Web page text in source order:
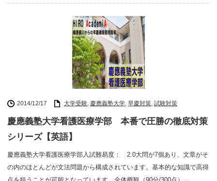
2014/12/17 大学受験, 慶應義塾大学, 早慶対策, 試験対策
慶應義塾大学看護医療学部 本番で圧勝の徹底対策
シリーズ【英語】
慶應義塾大学看護医療学部入試難易度： 2.0大問が7個あり、文章がそ
の内のほとんどが文法問題から構成されています。基本的な知識で高得